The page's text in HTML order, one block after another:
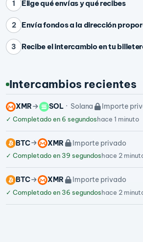
1 Elige qué envías y qué recibes
2 Envía fondos a la dirección
3 Recibe el intercambio en tu
Intercambios recientes
XMR SOL Solana Importe
✓ Completado en 6 segundoshace 1 minuto
BTC XMR Importe privado
✓ Completado en 39 segundoshace 2
BTC XMR Importe privado
✓ Completado en 36 segundoshace 2